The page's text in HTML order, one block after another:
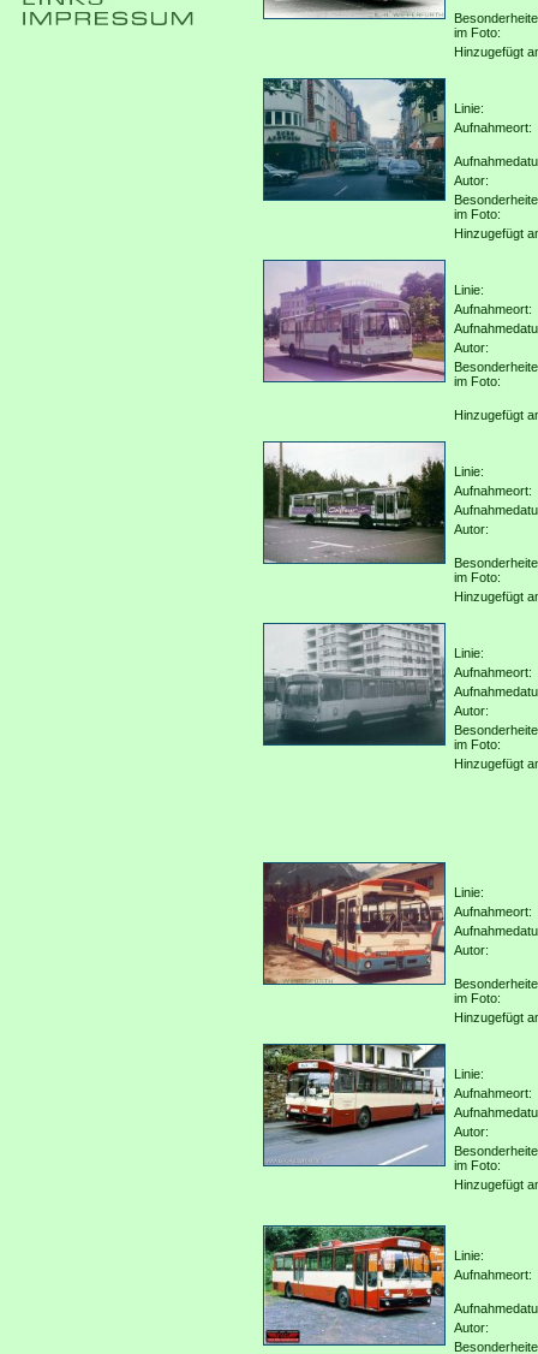
im Foto:
Hinzugefügt
Linie:
Aufnahmeort:
Autor:
im Foto:
Hinzugefügt
Linie:
Aufnahmeort:
Autor:
im Foto:
Hinzugefügt
Linie:
Aufnahmeort:
Autor:
im Foto:
Hinzugefügt
Linie:
Aufnahmeort:
Autor:
im Foto:
Hinzugefügt
Linie:
Aufnahmeort:
Autor:
im Foto:
Hinzugefügt
Linie:
Aufnahmeort:
Autor:
im Foto:
Hinzugefügt
Linie:
Aufnahmeort:
Autor: